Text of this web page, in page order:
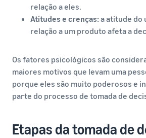
relação a eles.
Atitudes e crenças:a atitude do
relação a um produto afeta a
Os fatores psicológicos são
maiores motivos que levam uma
porque eles são muito poderosos e
parte do processo de tomada de
Etapas da tomada de